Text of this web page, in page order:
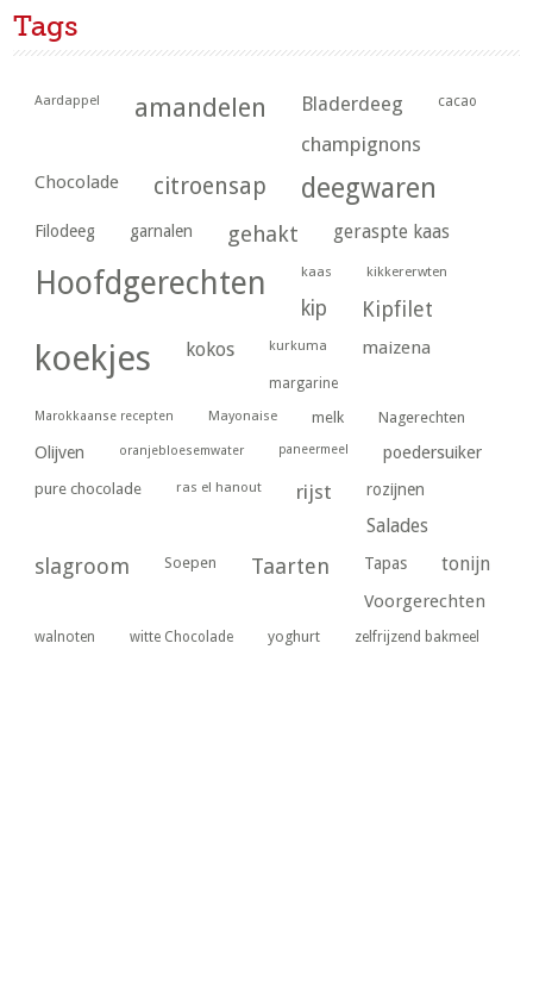
Tags
Aardappel amandelen Bladerdeeg cacao
champignons
Chocolade citroensap deegwaren
Filodeeg garnalen gehakt geraspte kaas
Hoofdgerechten kaas kikkererwten
kip Kipfilet
koekjes kokos kurkuma maizena
margarine
Marokkaanse recepten Mayonaise melk Nagerechten
Olijven oranjebloesemwater paneermeel poedersuiker
pure chocolade ras el hanout rijst rozijnen
Salades
slagroom Soepen Taarten Tapas tonijn
Voorgerechten
walnoten witte Chocolade yoghurt zelfrijzend bakmeel